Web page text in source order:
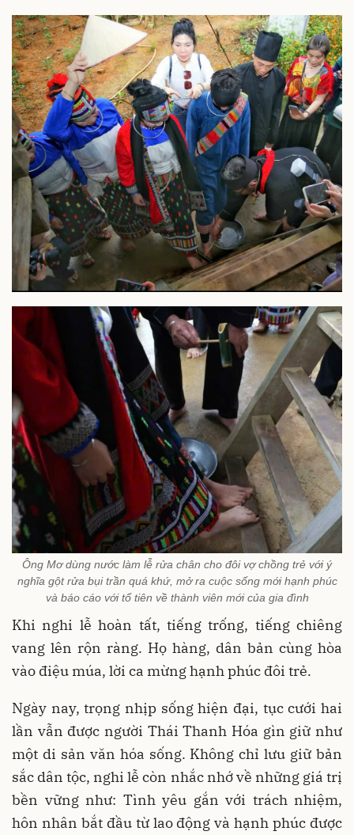
Ông Mơ dùng nước làm lễ rửa chân cho đôi vợ chồng trẻ với ý
nghĩa gột rửa bụi trần quá khứ, mở ra cuộc sống mới hạnh phúc
và báo cáo với tổ tiên về thành viên mới của gia đình
Khi nghi lễ hoàn tất, tiếng trống, tiếng chiêng
vang lên rộn ràng. Họ hàng, dân bản cùng hòa
vào điệu múa, lời ca mừng hạnh phúc đôi trẻ.
Ngày nay, trọng nhịp sống hiện đại, tục cưới hai
lần vẫn được người Thái Thanh Hóa gìn giữ như
một di sản văn hóa sống. Không chỉ lưu giữ bản
sắc dân tộc, nghi lễ còn nhắc nhớ về những giá trị
bền vững như: Tình yêu gắn với trách nhiệm,
hôn nhân bắt đầu từ lao động và hạnh phúc được